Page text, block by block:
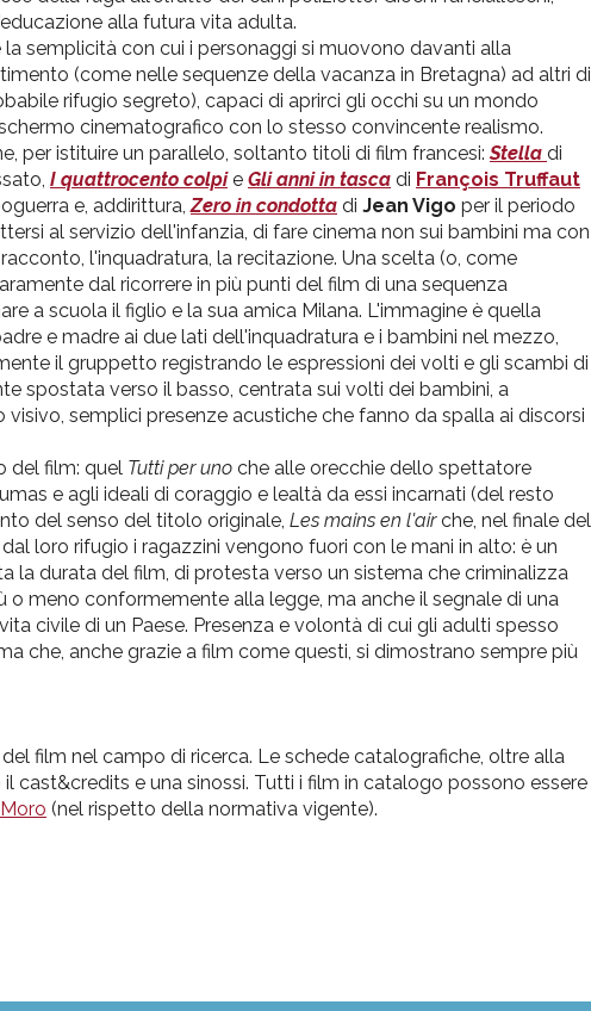
alla futura vita adulta.
la semplicità con cui i personaggi si muovono davanti alla
(come nelle sequenze della vacanza in Bretagna) ad altri di
rifugio segreto), capaci di aprirci gli occhi su un mondo
cinematografico con lo stesso convincente realismo.
per istituire un parallelo, soltanto titoli di film francesi:Stella di
I quattrocento colpie Gli anni in tasca di François Truffaut
e, addirittura,Zero in condotta di Jean Vigo per il periodo
al servizio dell'infanzia, di fare cinema non sui bambini ma con
racconto, l'inquadratura, la recitazione. Una scelta (o, come
dal ricorrere in più punti del film di una sequenza
a scuola il figlio e la sua amica Milana. L'immagine è quella
e madre ai due lati dell'inquadratura e i bambini nel mezzo,
il gruppetto registrando le espressioni dei volti e gli scambi di
spostata verso il basso, centrata sui volti dei bambini, a
semplici presenze acustiche che fanno da spalla ai discorsi
del film: quel Tutti peruno che alle orecchie dello spettatore
e agli ideali di coraggio e lealtà da essi incarnati (del resto
del senso del titolo originale, Les mains en l'air che , nel finale del
loro rifugio i ragazzini vengono fuori con le mani in alto: è un
la durata del film, di protesta verso un sistema che criminalizza
o meno conformemente alla legge, ma anche il segnale di una
vita civile di un Paese. Presenza e volontà di cui gli adulti spesso
che , anche grazie a film come questi, si dimostrano sempre più
film nel campo di ricerca. Le schede catalografiche, oltre alla
e una sinossi. Tutti i film in catalogo possono essere
(nel rispetto della normativa vigente).